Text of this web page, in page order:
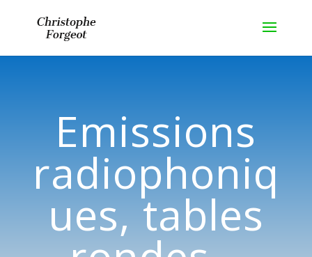
Emissions
radiophoniq
ues, tables